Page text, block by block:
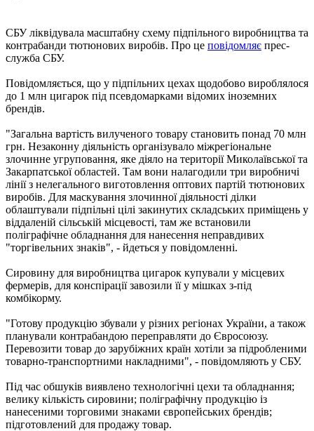
СБУ ліквідувала масштабну схему підпільного виробництва та
контрабанди тютюнових виробів. Про це повідомляє прес-
служба СБУ.
Повідомляється, що у підпільних цехах щодобово вироблялося
до 1 млн цигарок під псевдомарками відомих іноземних
брендів.
"Загальна вартість вилученого товару становить понад 70 млн
грн. Незаконну діяльність організувало міжрегіональне
злочинне угруповання, яке діяло на території Миколаївської та
Закарпатської областей. Там вони налагодили три виробничі
лінії з нелегального виготовлення оптових партій тютюнових
виробів. Для маскування злочинної діяльності ділки
облаштували підпільні цілі закинутих складських приміщень у
віддаленій сільській місцевості, там же встановили
поліграфічне обладнання для нанесення неправдивих
"торгівельних знаків", - йдеться у повідомленні.
Сировину для виробництва цигарок купували у місцевих
фермерів, для конспірації завозили її у мішках з-під
комбікорму.
"Готову продукцію збували у різних регіонах України, а також
планували контрабандою переправляти до Євросоюзу.
Перевозити товар до зарубіжних країн хотіли за підробленими
товарно-транспортними накладними", - повідомляють у СБУ.
Під час обшуків виявлено технологічні цехи та обладнання;
велику кількість сировини; поліграфічну продукцію із
нанесеними торговими знаками європейських брендів;
підготовлений для продажу товар.